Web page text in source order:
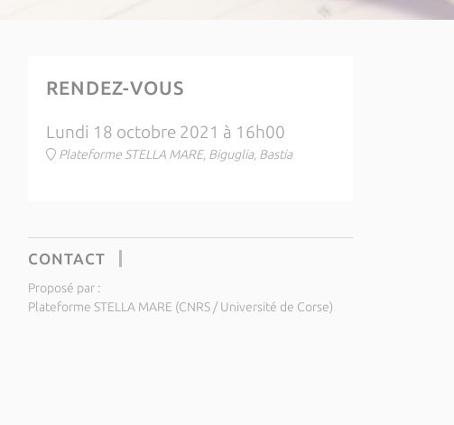
RENDEZ-VOUS
Lundi 18 octobre 2021 à 16h00
Plateforme STELLA MARE, Biguglia, Bastia
CONTACT
Proposé par :
Plateforme STELLA MARE (CNRS / Université de Corse)